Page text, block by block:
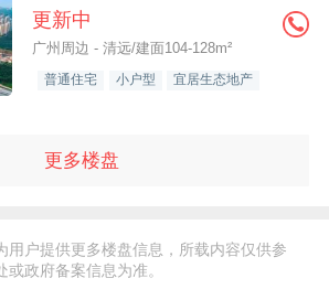
更新中
广州周边 - 清远/建面104-128m²
普通住宅 小户型 宜居生态地产
更多楼盘
用户提供更多楼盘信息，所载内容仅供参
政府备案信息为准。